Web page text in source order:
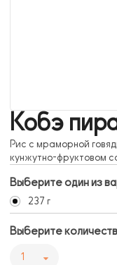
Кобэ
Рис с мраморной
кунжутно-фруктовом
Выберите один из
237 г
Выберите
1